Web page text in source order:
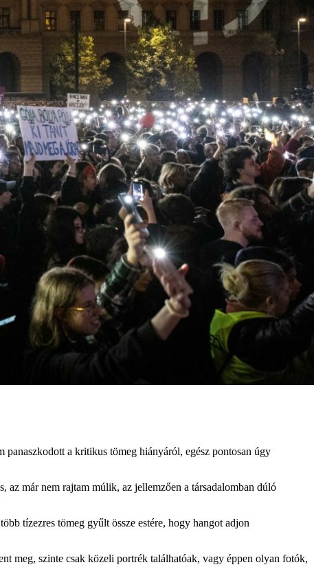
a kritikus tömeg hiányáról, egész pontosan úgy
az már nem rajtam múlik, az jellemzően a társadalomban dúló
tízezres tömeg gyűlt össze estére, hogy hangot adjon
meg, szinte csak közeli portrék találhatóak, vagy éppen olyan fotók,